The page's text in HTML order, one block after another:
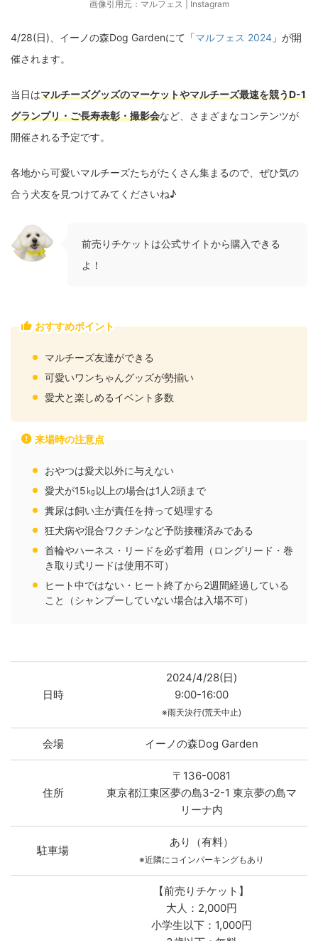
画像引用元： マルフェス | Instagram
4/28(日)、イーノの森Dog Gardenにて「マルフェス 2024 」が開
催されます。
当日はマルチーズグッズのマーケットやマルチーズ最速を競うD-1
グランプリ・ご長寿表彰・撮影会など、さまざまなコンテンツが
開催される予定です。
各地から可愛いマルチーズたちがたくさん集まるので、ぜひ気の
合う犬友を見つけてみてくださいね♪
前売りチケットは公式サイトから購入できる
よ！
おすすめポイント
マルチーズ友達ができる
可愛いワンちゃんグッズが勢揃い
愛犬と楽しめるイベント多数
来場時の注意点
おやつは愛犬以外に与えない
愛犬が15㎏以上の場合は1人2頭まで
糞尿は飼い主が責任を持って処理する
狂犬病や混合ワクチンなど予防接種済みである
首輪やハーネス・リードを必ず着用（ロングリード・巻
き取り式リードは使用不可）
ヒート中ではない・ヒート終了から2週間経過している
こと（シャンプーしていない場合は入場不可）
日時
2024/4/28(日)
9:00-16:00
※雨天決行(荒天中止)
会場 イーノの森Dog Garden
住所
〒136-0081
東京都江東区夢の島3-2-1 東京夢の島マ
リーナ内
駐車場
あり（有料）
※近隣にコインパーキングもあり
【前売りチケット】
大人：2,000円
小学生以下：1,000円